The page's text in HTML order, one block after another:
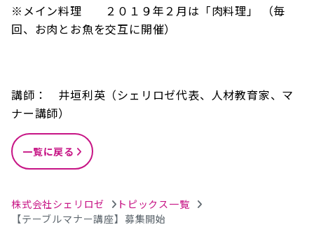
株式会社シェリロゼ
トピックス一覧
【テーブルマナー講座】募集開始
※メイン料理 ２０１９年２月は「肉料理」 （毎
回、お肉とお魚を交互に開催）
講師： 井垣利英（シェリロゼ代表、人材教育家、マ
ナー講師）
一覧に戻る